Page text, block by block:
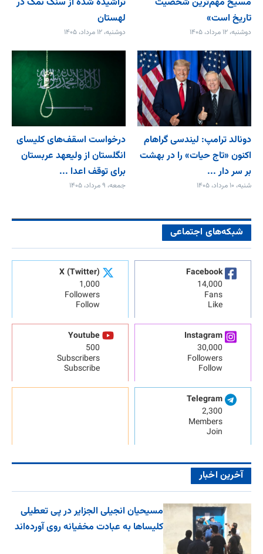
تاریخ است»
دوشنبه، ۱۲ مرداد، ۱۴۰۵
لهستان
دوشنبه، ۱۲ مرداد، ۱۴۰۵
دونالد ترامپ: لیندسی گراهام
اکنون «تاج حیات» را در بهشت
بر سر دار ...
شنبه، ۱۰ مرداد، ۱۴۰۵
درخواست اسقف‌های کلیسای
انگلستان از ولیعهد عربستان
برای توقف اعدا ...
جمعه، ۹ مرداد، ۱۴۰۵
شبکه‌های اجتماعی
Facebook
14,000
Fans
Like
X (Twitter)
1,000
Followers
Follow
Instagram
30,000
Followers
Follow
Youtube
500
Subscribers
Subscribe
Telegram
2,300
Members
Join
آخرین اخبار
مسیحیان انجیلی الجزایر در پی تعطیلی
کلیساها به عبادت مخفیانه روی آورده‌اند